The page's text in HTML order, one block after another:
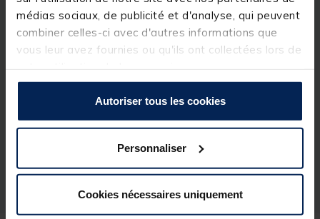
médias sociaux, de publicité et d'analyse, qui peuvent
combiner celles-ci avec d'autres informations que
vous leur avez fournies ou qu'ils ont collectées lors de
Autoriser tous les cookies
Personnaliser
Cookies nécessaires uniquement
Spécifications
NASH